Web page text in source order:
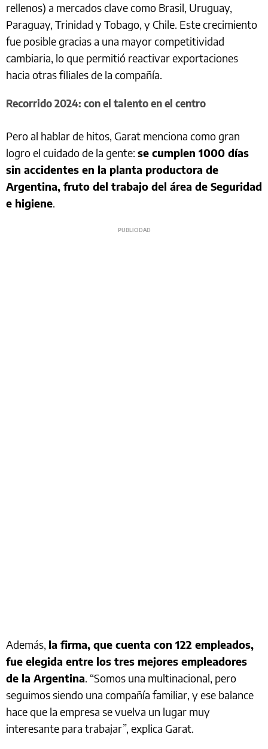
rellenos) a mercados clave como Brasil, Uruguay,
Paraguay, Trinidad y Tobago, y Chile. Este crecimiento
fue posible gracias a una mayor competitividad
cambiaria, lo que permitió reactivar exportaciones
hacia otras filiales de la compañía.
Recorrido 2024: con el talento en el centro
Pero al hablar de hitos, Garat menciona como gran
logro el cuidado de la gente: se cumplen 1000 días
sin accidentes en la planta productora de
Argentina, fruto del trabajo del área de Seguridad
e higiene.
Además, la firma, que cuenta con 122 empleados,
fue elegida entre los tres mejores empleadores
de la Argentina. “Somos una multinacional, pero
seguimos siendo una compañía familiar, y ese balance
hace que la empresa se vuelva un lugar muy
interesante para trabajar”, explica Garat.